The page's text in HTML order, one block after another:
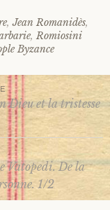
,Jean Romanidès,
, Romiosini
Byzance
Dieu et la tristesse
Vatopedi. De la
1/2